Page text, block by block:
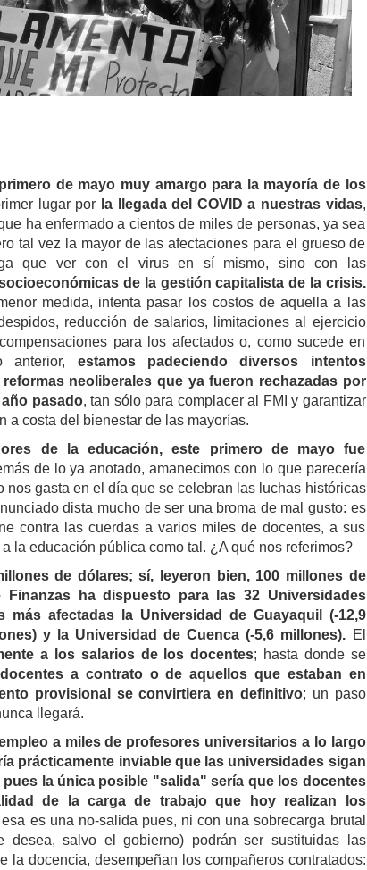
primero de mayo muy amargo para la mayoría de los
lugar por la llegada del COVID a nuestras vidas,
ha enfermado a cientos de miles de personas, ya sea
tal vez la mayor de las afectaciones para el grueso de
que ver con el virus en sí mismo, sino con las
de la gestión capitalista de la crisis.
medida, intenta pasar los costos de aquella a las
reducción de salarios, limitaciones al ejercicio
para los afectados o, como sucede en
anterior, estamos padeciendo diversos intentos
neoliberales que ya fueron rechazadas por
pasado, tan sólo para complacer al FMI y garantizar
a costa del bienestar de las mayorías.
de la educación, este primero de mayo fue
de lo ya anotado, amanecimos con lo que parecería
nos gasta en el día que se celebran las luchas históricas
dista mucho de ser una broma de mal gusto: es
contra las cuerdas a varios miles de docentes, a sus
la educación pública como tal. ¿A qué nos referimos?
de dólares; sí, leyeron bien, 100 millones de
ha dispuesto para las 32 Universidades
más afectadas la Universidad de Guayaquil (-12,9
y la Universidad de Cuenca (-5,6 millones). El
a los salarios de los docentes; hasta donde se
a contrato o de aquellos que estaban en
provisional se convirtiera en definitivo; un paso
llegará.
a miles de profesores universitarios a lo largo
prácticamente inviable que las universidades sigan
la única posible "salida" sería que los docentes
de la carga de trabajo que hoy realizan los
es una no-salida pues, ni con una sobrecarga brutal
desea, salvo el gobierno) podrán ser sustituidas las
la docencia, desempeñan los compañeros contratados: